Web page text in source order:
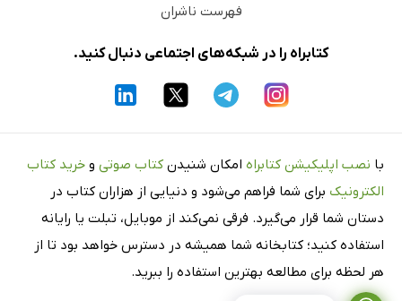
فهرست ناشران
کتابراه را در شبکه‌های اجتماعی دنبال کنید.
با نصب اپلیکیشن کتابراه امکان شنیدن کتاب صوتی و خرید کتاب
الکترونیک برای شما فراهم می‌شود و دنیایی از هزاران کتاب در
دستان شما قرار می‌گیرد. فرقی نمی‌کند از موبایل، تبلت یا رایانه
استفاده کنید؛ کتابخانه شما همیشه در دسترس خواهد بود تا از
هر لحظه برای مطالعه بهترین استفاده را ببرید.